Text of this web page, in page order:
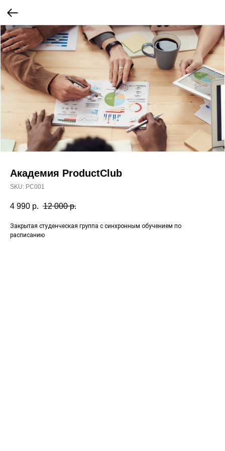
Академия ProductClub
SKU: PC001
4 990 р. 12 000 р.
Закрытая студенческая группа с синхронным обучением по
расписанию